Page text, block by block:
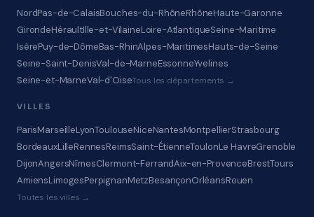
NordPas-de-CalaisBouches-du-RhôneRhôneHaute-Garonne
GirondeHéraultIlle-et-VilaineLoire-AtlantiqueSeine-Maritime
IsèrePuy-de-DômeBas-RhinAlpes-MaritimesHauts-de-Seine
Seine-Saint-DenisVal-de-MarneEssonneYvelines
Seine-et-MarneVal-d'OiseTous les départements →
VILLES
ParisMarseilleLyonToulouseNiceNantesMontpellierStrasbourg
BordeauxLilleRennesReimsSaint-ÉtienneToulonLe HavreGrenoble
DijonAngersNîmesClermont-FerrandAix-en-ProvenceBrestTours
AmiensLimogesPerpignanMetzBesançonOrléansRouen
Toutes les villes →